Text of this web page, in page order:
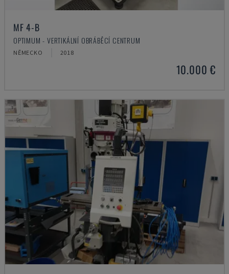
MF 4-B
OPTIMUM - VERTIKÁLNÍ OBRÁBĚCÍ CENTRUM
NĚMECKO 2018
10.000 €